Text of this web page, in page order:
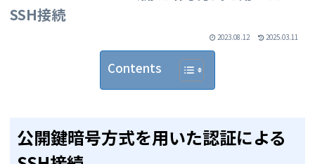
SSH接続
2023.08.12 2025.03.11
Contents
公開鍵暗号方式を用いた認証による